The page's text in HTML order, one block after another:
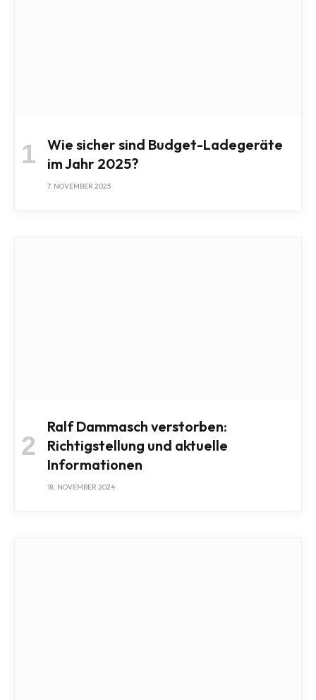
Wie sicher sind Budget-Ladegeräte
im Jahr 2025?
7. NOVEMBER 2025
Ralf Dammasch verstorben:
Richtigstellung und aktuelle
Informationen
18. NOVEMBER 2024